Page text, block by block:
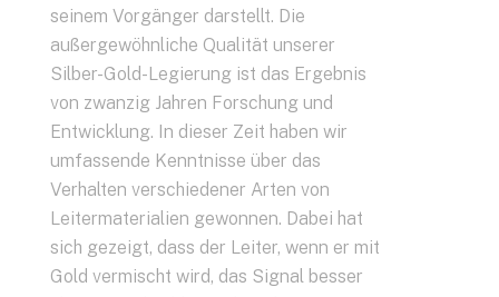
seinem Vorgänger darstellt. Die
außergewöhnliche Qualität unserer
Silber-Gold-Legierung ist das Ergebnis
von zwanzig Jahren Forschung und
Entwicklung. In dieser Zeit haben wir
umfassende Kenntnisse über das
Verhalten verschiedener Arten von
Leitermaterialien gewonnen. Dabei hat
sich gezeigt, dass der Leiter, wenn er mit
Gold vermischt wird, das Signal besser